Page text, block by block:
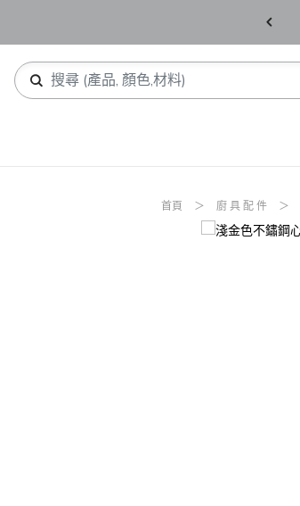
首頁 廚 具 配 件